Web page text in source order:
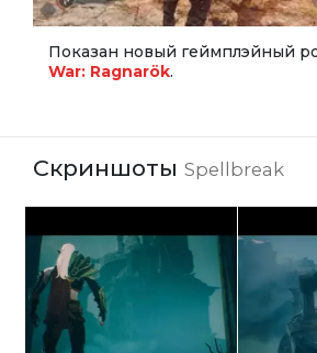
Показан новый геймплэйный
War: Ragnarök.
Скриншоты Spellbreak